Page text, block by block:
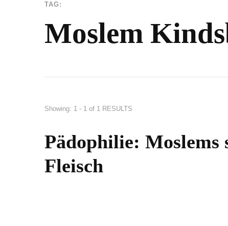
TAG:
Moslem
Showing: 1 - 1 of 1 RESULTS
Pädophilie: Moslems
Fleisch